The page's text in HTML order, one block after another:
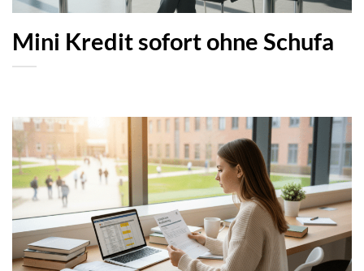
Mini Kredit sofort ohne Schufa